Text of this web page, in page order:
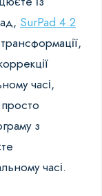
SurPad 4.2
часі,
з
часі.